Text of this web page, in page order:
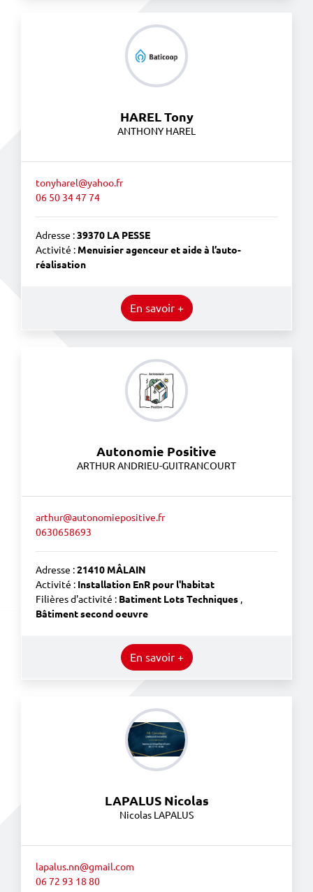
HAREL Tony
ANTHONY HAREL
tonyharel@yahoo.fr
06 50 34 47 74
Adresse :39370 LA PESSE
Activité : Menuisier agenceur et aide à l’auto-
réalisation
En savoir +
Autonomie Positive
ARTHUR ANDRIEU-GUITRANCOURT
arthur@autonomiepositive.fr
0630658693
Adresse :21410 MÂLAIN
Activité : Installation EnR pour l'habitat
Filières d'activité : Batiment Lots Techniques ,
Bâtiment second oeuvre
En savoir +
LAPALUS Nicolas
Nicolas LAPALUS
lapalus.nn@gmail.com
06 72 93 18 80